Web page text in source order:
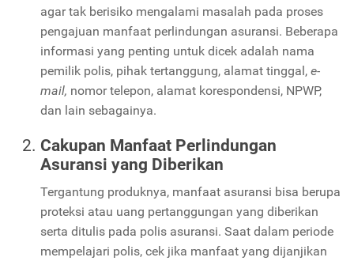
agar tak berisiko mengalami masalah pada proses
pengajuan manfaat perlindungan asuransi. Beberapa
informasi yang penting untuk dicek adalah nama
pemilik polis, pihak tertanggung, alamat tinggal, e-
mail, nomor telepon, alamat korespondensi, NPWP,
dan lain sebagainya.
Cakupan Manfaat Perlindungan
Asuransi yang Diberikan
Tergantung produknya, manfaat asuransi bisa berupa
proteksi atau uang pertanggungan yang diberikan
serta ditulis pada polis asuransi. Saat dalam periode
mempelajari polis, cek jika manfaat yang dijanjikan